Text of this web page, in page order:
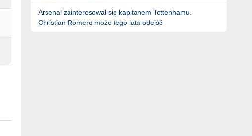
Arsenal zainteresował się kapitanem Tottenhamu.
Christian Romero może tego lata odejść